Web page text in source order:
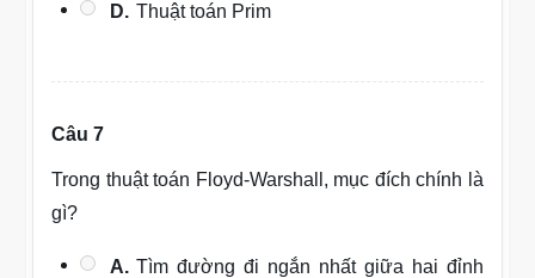
D. Thuật toán Prim
Câu 7
Trong thuật toán Floyd-Warshall, mục đích chính là
gì?
A. Tìm đường đi ngắn nhất giữa hai đỉnh